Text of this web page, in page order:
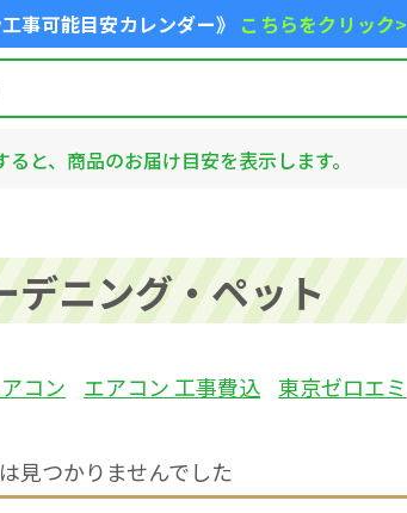
事可能目安カレンダー》 こちらをクリック>
と、商品のお届け目安を表示します。
デニング・ペット
コン エアコン 工事費込 東京ゼロエミ
見つかりませんでした